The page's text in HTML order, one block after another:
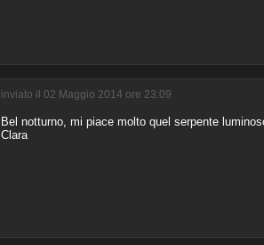
inviato il 02 Maggio 2014 ore 23:09
Bel notturno, mi piace molto quel serpente
Clara